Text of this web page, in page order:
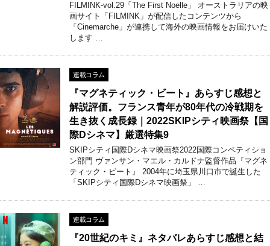
FILMINK-vol.29「The First Noelle」 オーストラリアの映
画サイト「FILMINK」が配信したコンテンツから
「Cinemarche」が連携して海外の映画情報をお届けいた
します …
連載コラム
『マグネティック・ビート』あらすじ感想と
解説評価。フランス青年が80年代の冷戦期を
生き抜く成長録｜2022SKIPシティ映画祭【国
際Dシネマ】厳選特集9
SKIPシティ国際Dシネマ映画祭2022国際コンペティショ
ン部門 ヴァンサン・マエル・カルドナ監督作品『マグネ
ティック・ビート』 2004年に埼玉県川口市で誕生した
「SKIPシティ国際Dシネマ映画祭」 …
連載コラム
『20世紀のキミ』ネタバレあらすじ感想と結